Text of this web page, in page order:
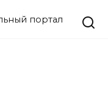
портал